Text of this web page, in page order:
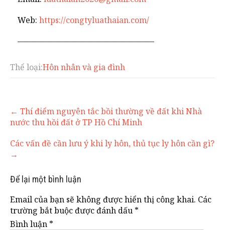
Web: https://congtyluathaian.com/
—————————————————
Thể loại:Hôn nhân và gia đình
Post
navigation
← Thí điểm nguyên tắc bồi thường về đất khi Nhà
nước thu hồi đất ở TP Hồ Chí Minh
Các vấn đề cần lưu ý khi ly hôn, thủ tục ly hôn cần gì?
→
Để lại một bình luận
Email của bạn sẽ không được hiển thị công khai. Các
trường bắt buộc được đánh dấu *
Bình luận *